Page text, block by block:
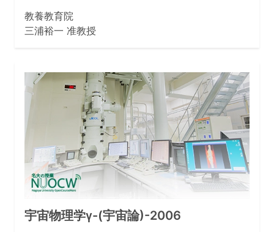
教養教育院
三浦裕一 准教授
宇宙物理学γ-(宇宙論)-2006